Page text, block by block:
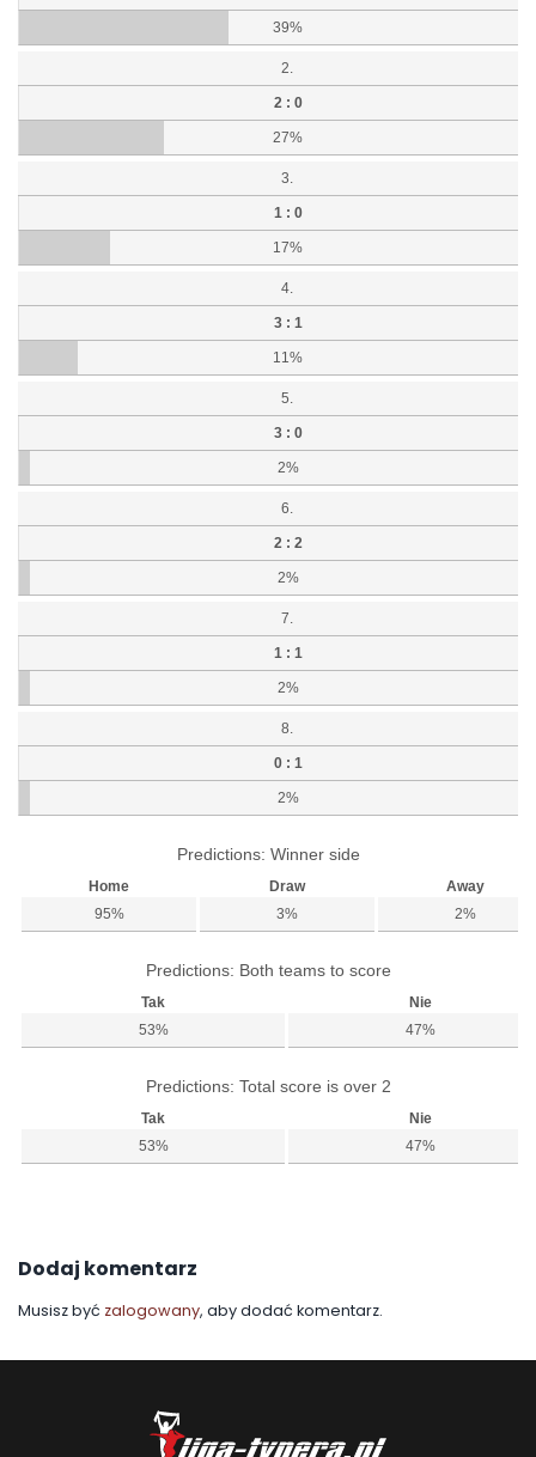
39%
2.
2 : 0
27%
3.
1 : 0
17%
4.
3 : 1
11%
5.
3 : 0
2%
6.
2 : 2
2%
7.
1 : 1
2%
8.
0 : 1
2%
Predictions: Winner side
Home Draw
Away
95%
3% 2%
Predictions: Both teams to score
Tak
Nie
53%
47%
Predictions: Total score is over 2
Tak
Nie
53%
47%
Dodaj komentarz
Musisz być zalogowany, aby dodać komentarz.